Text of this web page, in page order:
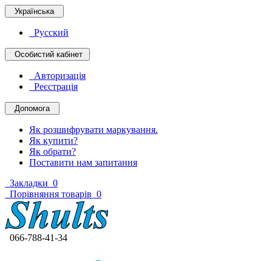
Українська
Русский
Особистий кабінет
Авторизація
Реєстрація
Допомога
Як розшифрувати маркування.
Як купити?
Як обрати?
Поставити нам запитання
Закладки 0
Порівняння товарів 0
066-788-41-34